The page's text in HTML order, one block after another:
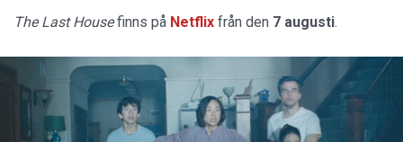
The Last Housefinns på Netflix från den 7 augusti.